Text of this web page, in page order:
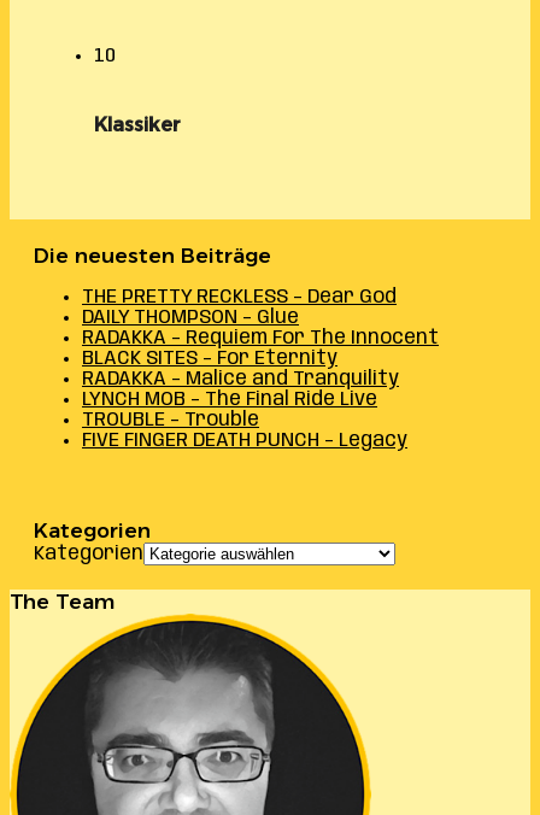
10
Klassiker
Die neuesten Beiträge
THE PRETTY RECKLESS – Dear God
DAILY THOMPSON – Glue
RADAKKA – Requiem For The Innocent
BLACK SITES – For Eternity
RADAKKA – Malice and Tranquility
LYNCH MOB – The Final Ride Live
TROUBLE – Trouble
FIVE FINGER DEATH PUNCH – Legacy
Kategorien
Kategorien
The Team